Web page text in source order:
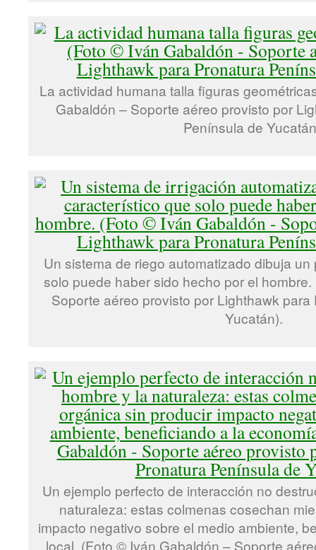
La actividad humana talla figuras
Gabaldón – Soporte aéreo provisto por
Península de
Un sistema de riego automatizado dibuja
solo puede haber sido hecho por el
Soporte aéreo provisto por Lighthawk
Yucatán).
Un ejemplo perfecto de interacción no
naturaleza: estas colmenas cosechan
impacto negativo sobre el medio ambiente,
local. (Foto © Iván Gabaldón – Soporte